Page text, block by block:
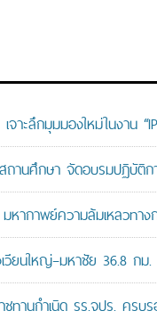
าะลึกมุมมองใหม่ในงาน
านศึกษา จัดอบรมปฏิบัติก
ากาพย์ความล้มเหลวทาง
วียนใหญ่–มหาชัย 36.8
ทานกำเนิด รร.จปร. คร